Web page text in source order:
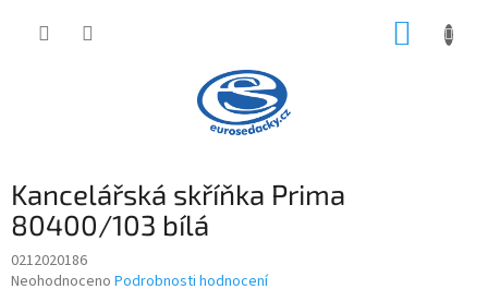
Kancelářská skříňka Prima
80400/103 bílá
0212020186
Průměrné
Neohodnoceno Podrobnosti hodnocení